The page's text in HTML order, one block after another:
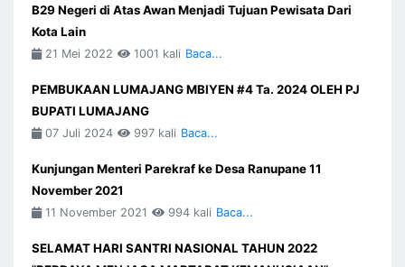
B29 Negeri di Atas Awan Menjadi Tujuan Pewisata Dari
Kota Lain
21 Mei 2022 1001 kali Baca...
PEMBUKAAN LUMAJANG MBIYEN #4 Ta. 2024 OLEH PJ
BUPATI LUMAJANG
07 Juli 2024 997 kali Baca...
Kunjungan Menteri Parekraf ke Desa Ranupane 11
November 2021
11 November 2021 994 kali Baca...
SELAMAT HARI SANTRI NASIONAL TAHUN 2022